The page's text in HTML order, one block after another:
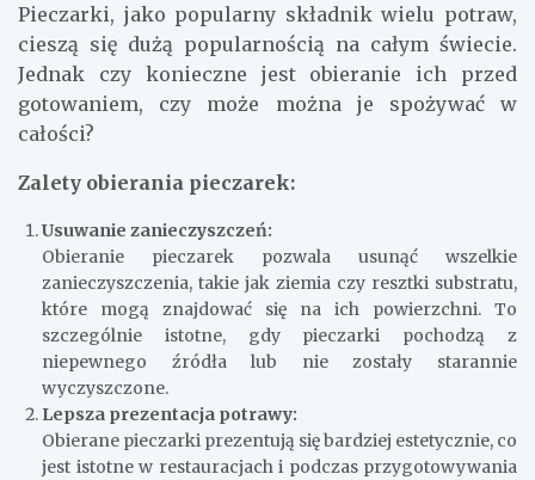
Pieczarki, jako popularny składnik wielu potraw,
cieszą się dużą popularnością na całym świecie.
Jednak czy konieczne jest obieranie ich przed
gotowaniem, czy może można je spożywać w
całości?
Zalety obierania pieczarek:
Usuwanie zanieczyszczeń:
Obieranie pieczarek pozwala usunąć wszelkie
zanieczyszczenia, takie jak ziemia czy resztki substratu,
które mogą znajdować się na ich powierzchni. To
szczególnie istotne, gdy pieczarki pochodzą z
niepewnego źródła lub nie zostały starannie
wyczyszczone.
Lepsza prezentacja potrawy:
Obierane pieczarki prezentują się bardziej estetycznie, co
jest istotne w restauracjach i podczas przygotowywania